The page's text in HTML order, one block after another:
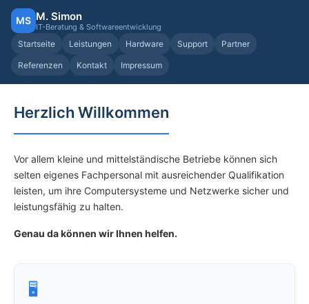
MS M. Simon
IT-Beratung & Softwareentwicklung
Startseite Leistungen Hardware Support Partner
Referenzen Kontakt Impressum
Herzlich Willkommen
Vor allem kleine und mittelständische Betriebe können sich
selten eigenes Fachpersonal mit ausreichender Qualifikation
leisten, um ihre Computersysteme und Netzwerke sicher und
leistungsfähig zu halten.
Genau da können wir Ihnen helfen.
🖥️